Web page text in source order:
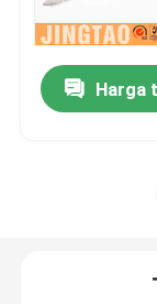
Harga